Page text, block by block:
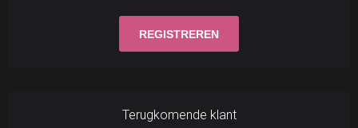
Terugkomende klant